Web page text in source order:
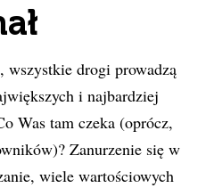
wszystkie drogi prowadzą
i najbardziej
Was tam czeka (oprócz,
Zanurzenie się w
wiele wartościowych